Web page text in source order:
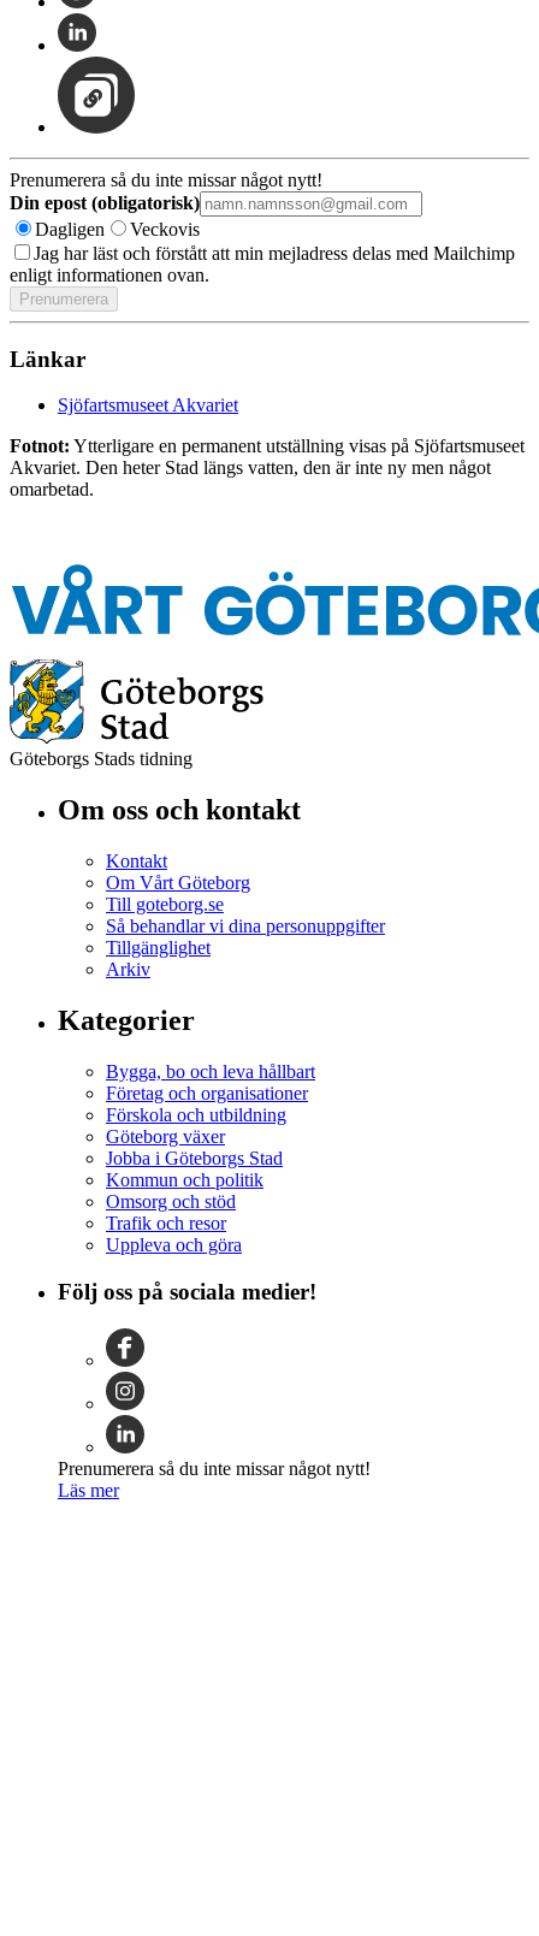
Prenumerera så du inte missar något nytt!
Din epost (obligatorisk)
Dagligen
Veckovis
Jag har läst och förstått att min mejladress delas med Mailchimp
enligt informationen ovan.
Länkar
Sjöfartsmuseet Akvariet
Fotnot: Ytterligare en permanent utställning visas på Sjöfartsmuseet
Akvariet. Den heter Stad längs vatten, den är inte ny men något
omarbetad.
Göteborgs Stads tidning
Om oss och kontakt
Kontakt
Om Vårt Göteborg
Till goteborg.se
Så behandlar vi dina personuppgifter
Tillgänglighet
Arkiv
Kategorier
Bygga, bo och leva hållbart
Företag och organisationer
Förskola och utbildning
Göteborg växer
Jobba i Göteborgs Stad
Kommun och politik
Omsorg och stöd
Trafik och resor
Uppleva och göra
Följ oss på sociala medier!
Prenumerera så du inte missar något nytt!
Läs mer